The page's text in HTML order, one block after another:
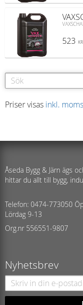
523 KR
Priser visas inkl. moms
Åseda Bygg & Järn ägs
hittar du allt till bygg,
Telefon: 0474-773050
Lördag 9-13
Org.nr 556551-9807
Nyhetsbrev